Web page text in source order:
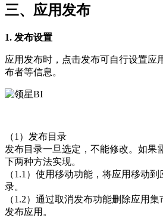
三、应用发布
1. 发布设置
应用发布时，点击发布可自行设置应
布者等信息。
（1）发布目录
发布目录一旦选定，不能修改。如果
下两种方法实现。
（1.1）使用移动功能，将应用移动
录。
（1.2）通过取消发布功能删除应用
发布应用。